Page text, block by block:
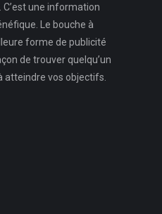
une information
Le bouche à
forme de publicité
de trouver quelqu’un
atteindre vos objectifs.